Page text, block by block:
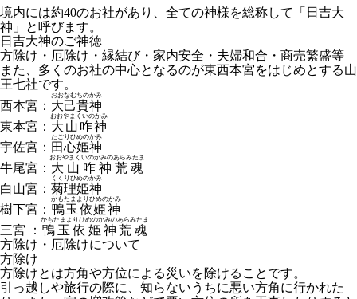
境内には約40のお社があり、全ての神様を総称して「日吉大
神」と呼びます。
日吉大神のご神徳
方除け・厄除け・縁結び・家内安全・夫婦和合・商売繁盛等
また、多くのお社の中心となるのが東西本宮をはじめとする山
王七社です。
西本宮： 大己貴神
おおなむちのかみ
東本宮： 大山咋神
おおやまくいのかみ
宇佐宮： 田心姫神
たごりひめのかみ
牛尾宮： 大山咋神荒魂
おおやまくいのかみのあらみたま
白山宮： 菊理姫神
くくりひめのかみ
樹下宮： 鴨玉依姫神
かもたまよりひめのかみ
三宮 ： 鴨玉依姫神荒魂
かもたまよりひめのかみのあらみたま
方除け・厄除けについて
方除け
方除けとは方角や方位による災いを除けることです。
引っ越しや旅行の際に、知らないうちに悪い方角に行かれた